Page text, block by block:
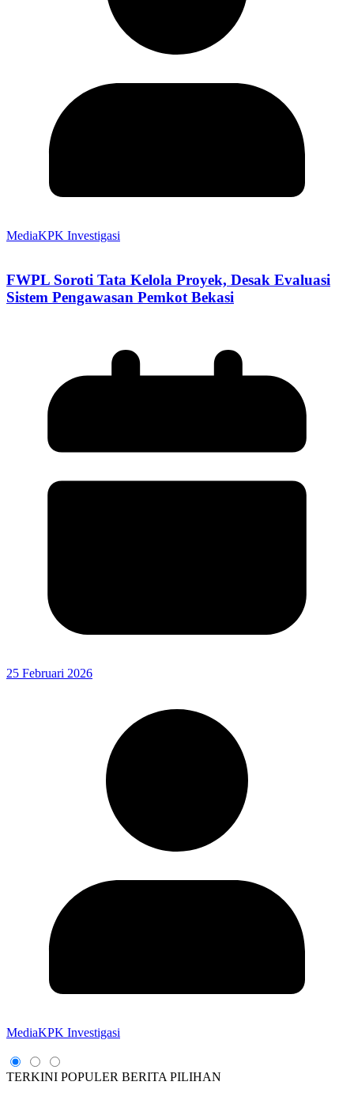
MediaKPK Investigasi
FWPL Soroti Tata Kelola Proyek, Desak Evaluasi
Sistem Pengawasan Pemkot Bekasi
25 Februari 2026
MediaKPK Investigasi
TERKINI POPULER BERITA PILIHAN